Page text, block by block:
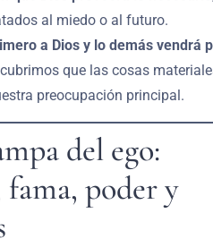
al miedo o al futuro.
a Dios y lo demás vendrá
que las cosas
preocupación principal.
del ego:
poder y